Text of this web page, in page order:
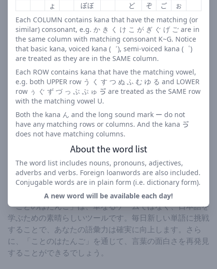
語彙力の増強
漢字の読み方の習得
日本語の文法感覚の向上
思考力と推理力の強化
「ことのはたんご」の楽しみ方
「ことのはたんご」を楽しむためには、毎日の挑戦を欠か
さず行うことが重要です。このゲームは、あなたの日本語
力を向上させるだけでなく、言葉の使い方を深く理解する
手助けをします。友達と一緒に「ことのはたんご」をプレ
イすることで、競争心を高め、より楽しい体験を得ること
ができます。
「ことのはたんご」での学び
「ことのはたんご」は、単なるゲームではなく、日本語を
学ぶための素晴らしいツールです。毎日新しい単語に挑戦
することで、あなたの語彙力は確実に向上します。さら
に、「ことのはたんご」を通じて、言葉の面白さを再発見
することができるでしょう。
ょ
ぽぼ ど ぞ ご ぉ
Each COLUMN contains kana that have the matching (or
similar) consonant, e.g. か き く け こ が ぎ ぐ げ ご are in
the same column with matching consonant K~G. Notice
that basic kana, voiced kana (゛), semi-voiced kana (゜)
are treated as they are in the SAME column.
Each ROW contains kana that have the matching vowel,
e.g. both UPPER row う く す つ ぬ ふ む ゆ る and LOWER
row ぅ ぐ ず づ っ ぶ ぷ ゅ ゔ are treated as the SAME row
with the matching vowel U.
Both the kana ん and the long sound mark ー do not
have any matching rows or columns. And the kana ゔ
does not have matching columns.
About the word list
The word list includes nouns, pronouns, adjectives,
adverbs and verbs. Foreign loanwords are also included.
Conjugable words are in plain form (i.e. dictionary form).
A new word will be available each day!